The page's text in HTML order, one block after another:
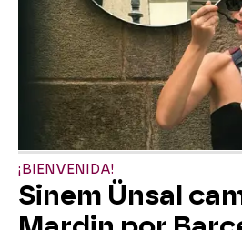
¡BIENVENIDA!
Sinem Ünsal